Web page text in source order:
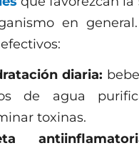
en
diaria:
de agua
toxinas.